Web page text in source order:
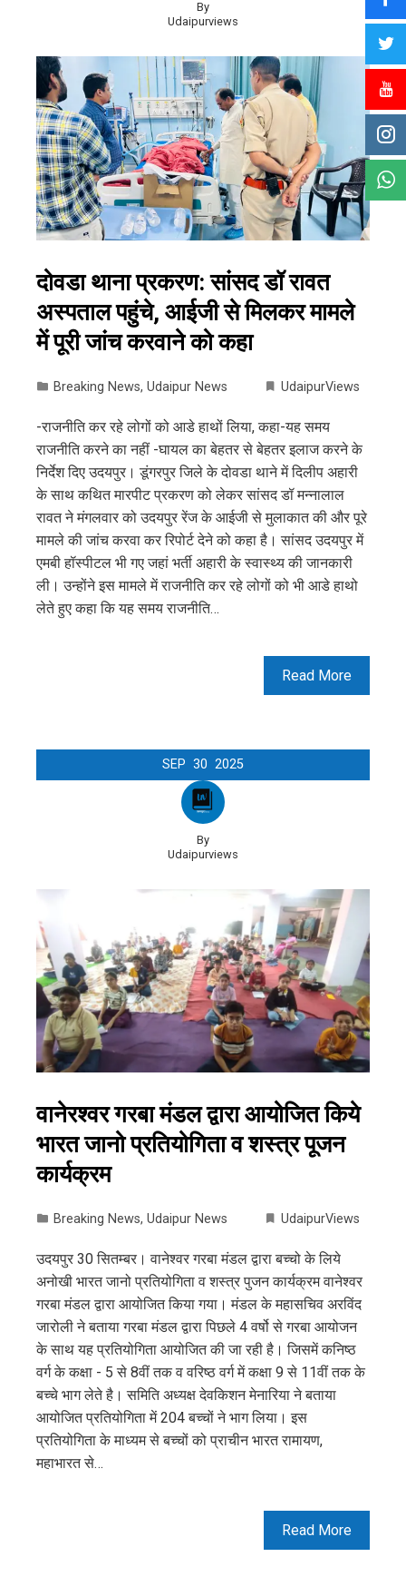
By
Udaipurviews
दोवडा थाना प्रकरण: सांसद डॉ रावत
अस्पताल पहुंचे, आईजी से मिलकर मामले
में पूरी जांच करवाने को कहा
Breaking News, Udaipur News UdaipurViews
-राजनीति कर रहे लोगों को आडे हाथों लिया, कहा-यह समय
राजनीति करने का नहीं -घायल का बेहतर से बेहतर इलाज करने के
निर्देश दिए उदयपुर। डूंगरपुर जिले के दोवडा थाने में दिलीप अहारी
के साथ कथित मारपीट प्रकरण को लेकर सांसद डॉ मन्नालाल
रावत ने मंगलवार को उदयपुर रेंज के आईजी से मुलाकात की और पूरे
मामले की जांच करवा कर रिपोर्ट देने को कहा है। सांसद उदयपुर में
एमबी हॉस्पीटल भी गए जहां भर्ती अहारी के स्वास्थ्य की जानकारी
ली। उन्होंने इस मामले में राजनीति कर रहे लोगों को भी आडे हाथो
लेते हुए कहा कि यह समय राजनीति…
Read More
SEP 30 2025
By
Udaipurviews
वानेरश्वर गरबा मंडल द्वारा आयोजित किये
भारत जानो प्रतियोगिता व शस्त्र पूजन
कार्यक्रम
Breaking News, Udaipur News UdaipurViews
उदयपुर 30 सितम्बर। वानेश्वर गरबा मंडल द्वारा बच्चो के लिये
अनोखी भारत जानो प्रतियोगिता व शस्त्र पुजन कार्यक्रम वानेश्वर
गरबा मंडल द्वारा आयोजित किया गया। मंडल के महासचिव अरविंद
जारोली ने बताया गरबा मंडल द्वारा पिछले 4 वर्षो से गरबा आयोजन
के साथ यह प्रतियोगिता आयोजित की जा रही है। जिसमें कनिष्ठ
वर्ग के कक्षा - 5 से 8वीं तक व वरिष्ठ वर्ग में कक्षा 9 से 11वीं तक के
बच्चे भाग लेते है। समिति अध्यक्ष देवकिशन मेनारिया ने बताया
आयोजित प्रतियोगिता में 204 बच्चों ने भाग लिया। इस
प्रतियोगिता के माध्यम से बच्चों को प्राचीन भारत रामायण,
महाभारत से…
Read More